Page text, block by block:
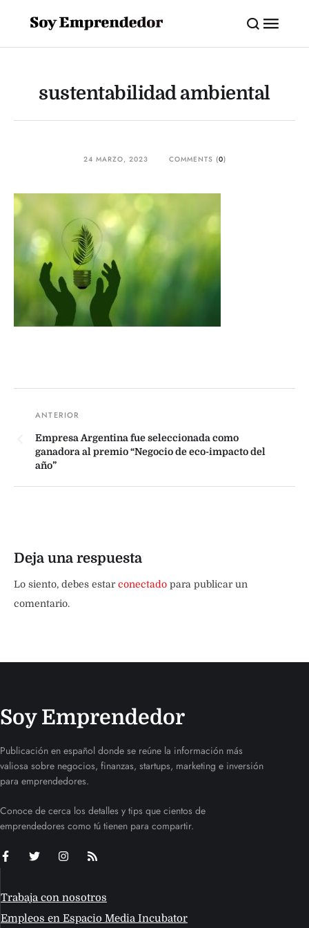
sustentabilidad ambiental
24 MARZO, 2023 COMMENTS (0)
Empresa Argentina fue seleccionada como
ganadora al premio “Negocio de eco-impacto del
año”
Deja una respuesta
Lo siento, debes estarconectado para publicar un
comentario.
Soy Emprendedor
Publicación en español donde se reúne la información más
valiosa sobre negocios, finanzas, startups, marketing e inversión
para emprendedores.
Conoce de cerca los detalles y tips que cientos de
emprendedores como tú tienen para compartir.
Trabaja con nosotros
Empleos en Espacio Media Incubator